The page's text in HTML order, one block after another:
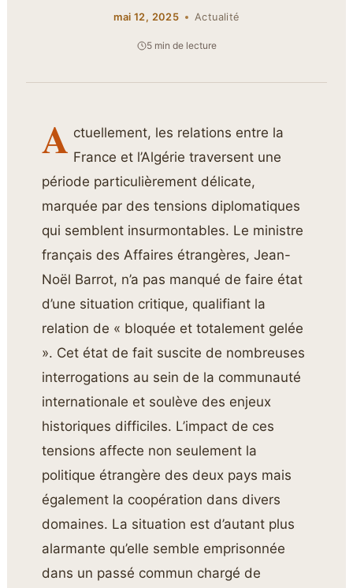
mai 12, 2025 Actualité
5 min de lecture
A ctuellement, les relations entre la
France et l’Algérie traversent une
période particulièrement délicate,
marquée par des tensions diplomatiques
qui semblent insurmontables. Le ministre
français des Affaires étrangères, Jean-
Noël Barrot, n’a pas manqué de faire état
d’une situation critique, qualifiant la
relation de « bloquée et totalement gelée
». Cet état de fait suscite de nombreuses
interrogations au sein de la communauté
internationale et soulève des enjeux
historiques difficiles. L’impact de ces
tensions affecte non seulement la
politique étrangère des deux pays mais
également la coopération dans divers
domaines. La situation est d’autant plus
alarmante qu’elle semble emprisonnée
dans un passé commun chargé de